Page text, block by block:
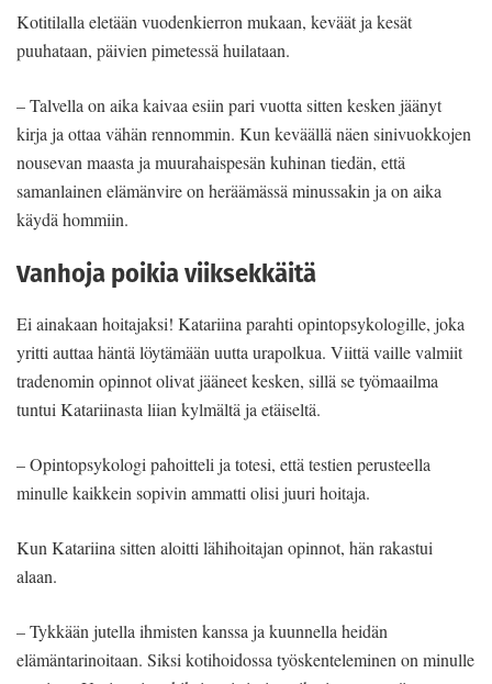
Kotitilalla eletään vuodenkierron mukaan, keväät ja kesät
puuhataan, päivien pimetessä huilataan.
– Talvella on aika kaivaa esiin pari vuotta sitten kesken jäänyt
kirja ja ottaa vähän rennommin. Kun keväällä näen sinivuokkojen
nousevan maasta ja muurahaispesän kuhinan tiedän, että
samanlainen elämänvire on heräämässä minussakin ja on aika
käydä hommiin.
Vanhoja poikia viiksekkäitä
Ei ainakaan hoitajaksi! Katariina parahti opintopsykologille, joka
yritti auttaa häntä löytämään uutta urapolkua. Viittä vaille valmiit
tradenomin opinnot olivat jääneet kesken, sillä se työmaailma
tuntui Katariinasta liian kylmältä ja etäiseltä.
– Opintopsykologi pahoitteli ja totesi, että testien perusteella
minulle kaikkein sopivin ammatti olisi juuri hoitaja.
Kun Katariina sitten aloitti lähihoitajan opinnot, hän rakastui
alaan.
– Tykkään jutella ihmisten kanssa ja kuunnella heidän
elämäntarinoitaan. Siksi kotihoidossa työskenteleminen on minulle